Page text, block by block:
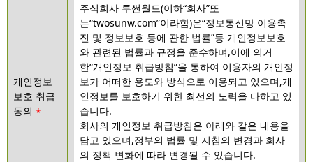
개인정보
보호 취급
동의
주식회사 투썬월드(이하“회사”또
는“twosunw.com”이라함)은“정보통신망 이용촉
진 및 정보보호 등에 관한 법률”등 개인정보보호
와 관련된 법률과 규정을 준수하며,이에 의거
한“개인정보 취급방침”을 통하여 이용자의 개인정
보가 어떠한 용도와 방식으로 이용되고 있으며,개
인정보를 보호하기 위한 최선의 노력을 다하고 있
습니다.
회사의 개인정보 취급방침은 아래와 같은 내용을
담고 있으며,정부의 법률 및 지침의 변경과 회사
의 정책 변화에 따라 변경될 수 있습니다.